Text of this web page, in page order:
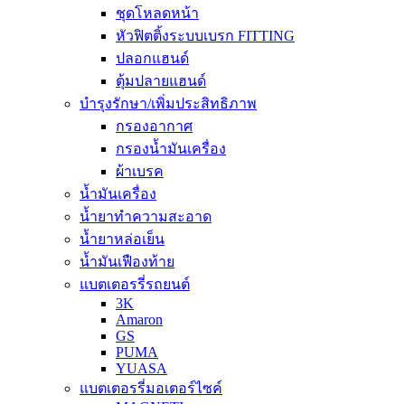
ชุดโหลดหน้า
หัวฟิตติ้งระบบเบรก FITTING
ปลอกแฮนด์
ตุ้มปลายแฮนด์
บำรุงรักษา/เพิ่มประสิทธิภาพ
กรองอากาศ
กรองน้ำมันเครื่อง
ผ้าเบรค
น้ำมันเครื่อง
น้ำยาทำความสะอาด
น้ำยาหล่อเย็น
น้ำมันเฟืองท้าย
แบตเตอรรี่รถยนต์
3K
Amaron
GS
PUMA
YUASA
แบตเตอรรี่มอเตอร์ไซค์